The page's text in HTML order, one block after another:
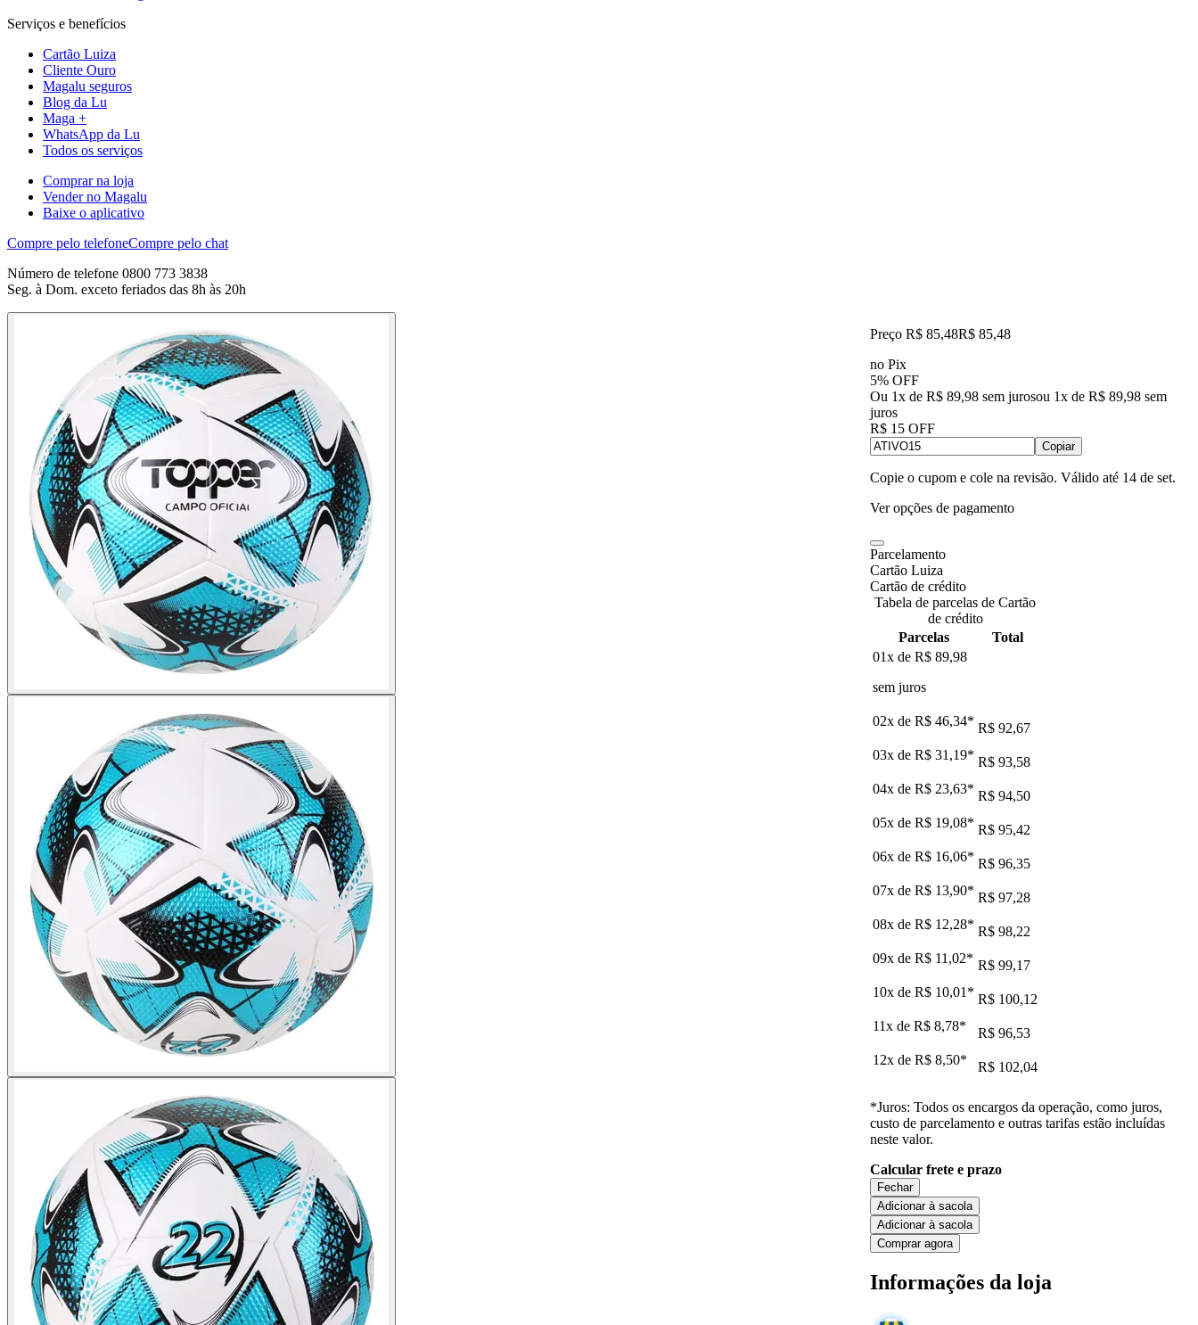
Serviços e benefícios
Cartão Luiza
Cliente Ouro
Magalu seguros
Blog da Lu
Maga +
WhatsApp da Lu
Todos os serviços
Comprar na loja
Vender no Magalu
Baixe o aplicativo
Compre pelo telefoneCompre pelo chat
Número de telefone 0800 773 3838
Seg. à Dom. exceto feriados das 8h às 20h
Preço R$ 85,48R$ 85,48
no Pix
5% OFF
Ou 1x de R$ 89,98 sem jurosou 1x de R$ 89,98 sem
juros
R$ 15 OFF
Copiar
Copie o cupom e cole na revisão. Válido até 14 de set.
Ver opções de pagamento
Parcelamento
Cartão Luiza
Cartão de crédito
Tabela de parcelas de Cartão
de crédito
Parcelas
Total
01x de R$ 89,98
sem juros
02x de R$ 46,34* R$ 92,67
03x de R$ 31,19* R$ 93,58
04x de R$ 23,63* R$ 94,50
05x de R$ 19,08* R$ 95,42
06x de R$ 16,06* R$ 96,35
07x de R$ 13,90* R$ 97,28
08x de R$ 12,28* R$ 98,22
09x de R$ 11,02* R$ 99,17
10x de R$ 10,01 * R$ 100,12
11x de R$ 8,78*
R$ 96,53
12x de R$ 8,50* R$ 102,04
*Juros: Todos os encargos da operação, como juros,
custo de parcelamento e outras tarifas estão incluídas
neste valor.
Calcular frete e prazo
Fechar
Adicionar à sacola
Adicionar à sacola
Comprar agora
Informações da loja